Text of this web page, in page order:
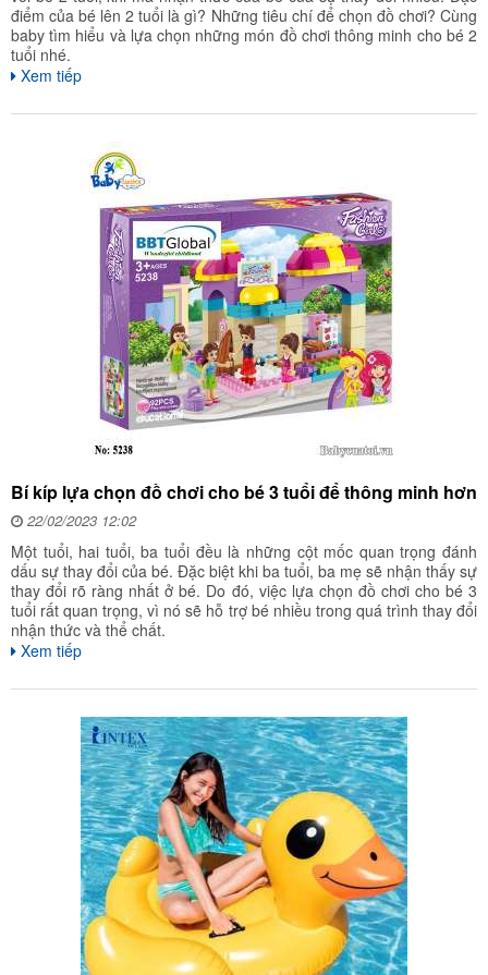
điểm của bé lên 2 tuổi là gì? Những tiêu chí để chọn đồ chơi? Cùng
baby tìm hiểu và lựa chọn những món đồ chơi thông minh cho bé 2
tuổi nhé.
Xem tiếp
Bí kíp lựa chọn đồ chơi cho bé 3 tuổi để thông minh hơn
22/02/2023 12:02
Một tuổi, hai tuổi, ba tuổi đều là những cột mốc quan trọng đánh
dấu sự thay đổi của bé. Đặc biệt khi ba tuổi, ba mẹ sẽ nhận thấy sự
thay đổi rõ ràng nhất ở bé. Do đó, việc lựa chọn đồ chơi cho bé 3
tuổi rất quan trọng, vì nó sẽ hỗ trợ bé nhiều trong quá trình thay đổi
nhận thức và thể chất.
Xem tiếp